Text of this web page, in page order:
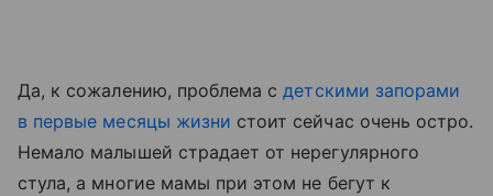
Да, к сожалению, проблема сдетскими запорами
в первые месяцы жизни стоит сейчас очень остро.
Немало малышей страдает от нерегулярного
стула, а многие мамы при этом не бегут к